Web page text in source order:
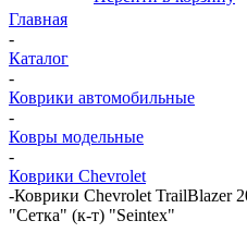
Главная
-
Каталог
-
Коврики автомобильные
-
Ковры модельные
-
Коврики Chevrolet
-Коврики Chevrolet TrailBlazer
"Сетка" (к-т) "Seintex"